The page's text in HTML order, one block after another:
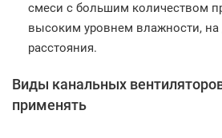
смеси с большим количеством
высоким уровнем влажности,
расстояния.
Виды канальных
применять